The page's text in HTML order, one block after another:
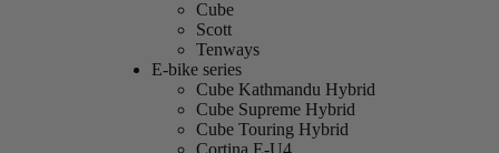
Cube
Scott
Tenways
E-bike series
Cube Kathmandu Hybrid
Cube Supreme Hybrid
Cube Touring Hybrid
Cortina E-U4